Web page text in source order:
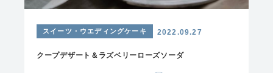
スイーツ・ウエディングケーキ 2022.09.27
クープデザート＆ラズベリーローズソーダ